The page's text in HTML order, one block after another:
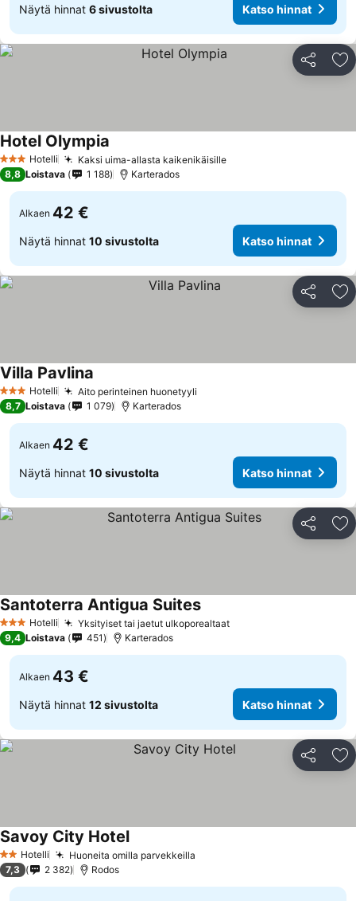
Näytä hinnat 6 sivustolta Katso hinnat
Jaa
3 Tähtiluokitus
Hotelli Kaksi uima-allasta kaikenikäisille
Hotel Olympia
8,8 Loistava 1 188 Karterados
Alkaen 42 €
Näytä hinnat 10 sivustolta Katso hinnat
Jaa
3 Tähtiluokitus
Hotelli Aito perinteinen huonetyyli
Villa Pavlina
8,7 Loistava 1 079 Karterados
Alkaen 42 €
Näytä hinnat 10 sivustolta Katso hinnat
Jaa
3 Tähtiluokitus
Hotelli Yksityiset tai jaetut ulkoporealtaat
Santoterra Antigua Suites
9,4 Loistava 451 Karterados
Alkaen 43 €
Näytä hinnat 12 sivustolta Katso hinnat
Jaa
2 Tähtiluokitus
Hotelli Huoneita omilla parvekkeilla
Savoy City Hotel
7,3 2 382 Rodos